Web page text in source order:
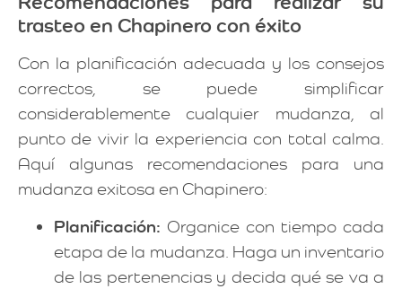
trasteo en Chapinero con éxito
Con la planificación adecuada y los consejos
correctos, se puede simplificar
considerablemente cualquier mudanza, al
punto de vivir la experiencia con total calma.
Aquí algunas recomendaciones para una
mudanza exitosa en Chapinero:
Planificación: Organice con tiempo cada
etapa de la mudanza. Haga un inventario
de las pertenencias y decida qué se va a